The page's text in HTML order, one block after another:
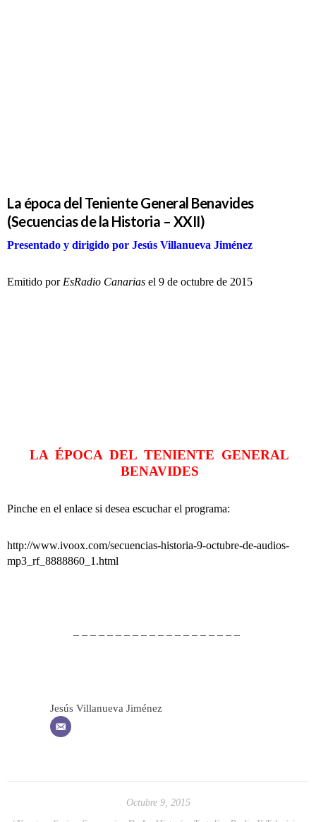
La época del Teniente General Benavides
(Secuencias de la Historia – XXII)
Presentado y dirigido por Jesús Villanueva Jiménez
Emitido por EsRadio Canarias el 9 de octubre de 2015
LA ÉPOCA DEL TENIENTE GENERAL
BENAVIDES
Pinche en el enlace si desea escuchar el programa:
http://www.ivoox.com/secuencias-historia-9-octubre-de-audios-
mp3_rf_8888860_1.html
– – – – – – – – – – – – – – – – – – – –
Jesús Villanueva Jiménez
Octubre 9, 2015